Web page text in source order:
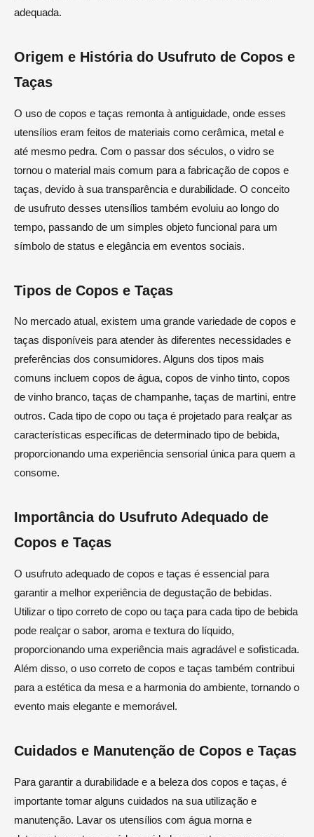
adequada.
Origem e História do Usufruto de Copos e
Taças
O uso de copos e taças remonta à antiguidade, onde esses
utensílios eram feitos de materiais como cerâmica, metal e
até mesmo pedra. Com o passar dos séculos, o vidro se
tornou o material mais comum para a fabricação de copos e
taças, devido à sua transparência e durabilidade. O conceito
de usufruto desses utensílios também evoluiu ao longo do
tempo, passando de um simples objeto funcional para um
símbolo de status e elegância em eventos sociais.
Tipos de Copos e Taças
No mercado atual, existem uma grande variedade de copos e
taças disponíveis para atender às diferentes necessidades e
preferências dos consumidores. Alguns dos tipos mais
comuns incluem copos de água, copos de vinho tinto, copos
de vinho branco, taças de champanhe, taças de martini, entre
outros. Cada tipo de copo ou taça é projetado para realçar as
características específicas de determinado tipo de bebida,
proporcionando uma experiência sensorial única para quem a
consome.
Importância do Usufruto Adequado de
Copos e Taças
O usufruto adequado de copos e taças é essencial para
garantir a melhor experiência de degustação de bebidas.
Utilizar o tipo correto de copo ou taça para cada tipo de bebida
pode realçar o sabor, aroma e textura do líquido,
proporcionando uma experiência mais agradável e sofisticada.
Além disso, o uso correto de copos e taças também contribui
para a estética da mesa e a harmonia do ambiente, tornando o
evento mais elegante e memorável.
Cuidados e Manutenção de Copos e Taças
Para garantir a durabilidade e a beleza dos copos e taças, é
importante tomar alguns cuidados na sua utilização e
manutenção. Lavar os utensílios com água morna e